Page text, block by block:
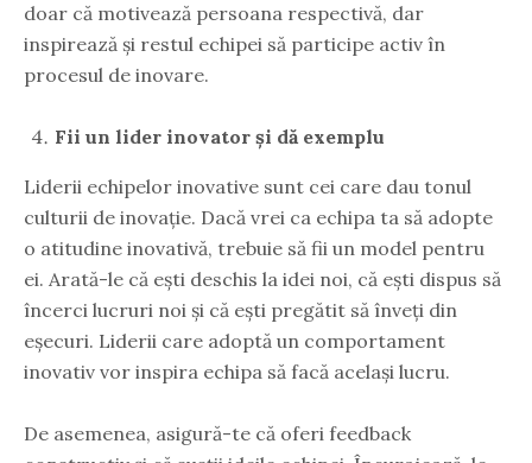
doar că motivează persoana respectivă, dar
inspirează și restul echipei să participe activ în
procesul de inovare.
Fii un lider inovator și dă exemplu
Liderii echipelor inovative sunt cei care dau tonul
culturii de inovație. Dacă vrei ca echipa ta să adopte
o atitudine inovativă, trebuie să fii un model pentru
ei. Arată-le că ești deschis la idei noi, că ești dispus să
încerci lucruri noi și că ești pregătit să înveți din
eșecuri. Liderii care adoptă un comportament
inovativ vor inspira echipa să facă același lucru.
De asemenea, asigură-te că oferi feedback